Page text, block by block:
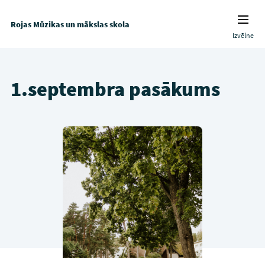
Rojas Mūzikas un mākslas skola
Izvēlne
1.septembra pasākums